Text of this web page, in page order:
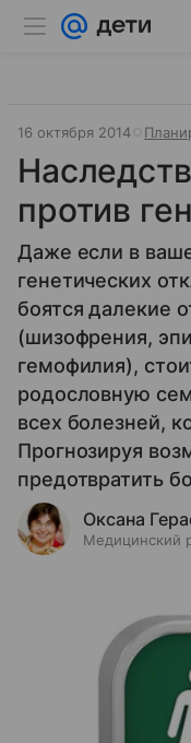
16 октября 2014
против
Даже если в
генетических
боятся далекие
(шизофрения,
гемофилия),
родословную
всех болезней,
Прогнозируя
предотвратить
Оксана
Медицинский